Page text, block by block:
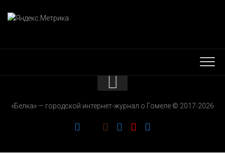
РЕКЛАМОДАТЕЛЯМ
«Белка» — городской интернет-журнал о Гомеле © 2017-2026